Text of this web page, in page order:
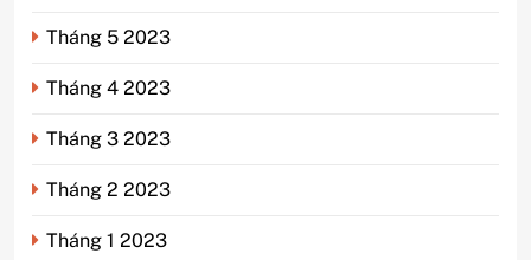
Tháng 5 2023
Tháng 4 2023
Tháng 3 2023
Tháng 2 2023
Tháng 1 2023